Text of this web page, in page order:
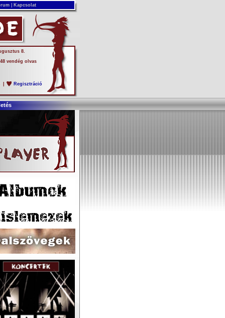
Kapcsolat
8.
vendég olvas
Regisztráció